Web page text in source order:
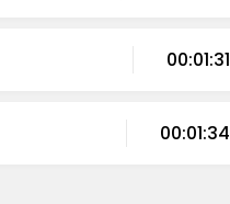
00:01:31
00:01:34